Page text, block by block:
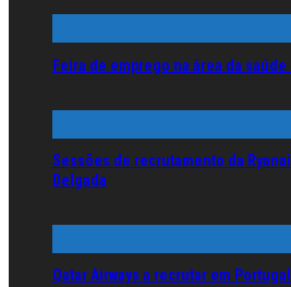
Feira de emprego na área da
Sessões de recrutamento da
Delgada
Qatar Airways a recrutar em